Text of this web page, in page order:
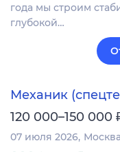
года мы строим
глубокой…
Механик
120 000–150 000
07 июля 2026 Москва